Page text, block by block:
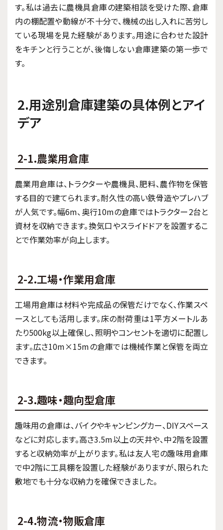
す。私は過去に農機具倉庫の建築相談を受けた際、倉庫
内の棚配置や動線が不十分で、機械の出し入れに苦労し
ている現場を見た経験があります。用途に合わせた設計
をキチンと行うことが、後悔しない倉庫建築の第一歩で
す。
2.用途別倉庫建築の具体例とアイ
デア
2-1.農業用倉庫
農業用倉庫は、トラクターや農機具、肥料、農作物を保管
する目的で建てられます。耐久性の高い鉄骨造やプレハブ
が人気です。幅6m、奥行10mの倉庫ではトラクター2台と
資材を収納できます。換気口やスライドドアを設置するこ
とで作業効率が向上します。
2-2.工場・作業用倉庫
工場用倉庫は材料や完成品の保管だけでなく、作業スペ
ースとしても活用します。床の耐荷重は1平方メートルあ
たり500kg以上確保し、照明やコンセントを適切に配置し
ます。広さ10m×15mの倉庫では機械作業と保管を両立
できます。
2-3.趣味・趣向型倉庫
趣味用の倉庫は、バイクやキャンピングカー、DIYスペース
などに対応します。高さ3.5m以上の天井や、中2階を設置
すると収納効率が上がります。私は友人宅の趣味用倉庫
で中2階に工具棚を設置した経験がありますが、限られた
敷地でも十分な収納力を確保できました。
2-4.物流・物販倉庫